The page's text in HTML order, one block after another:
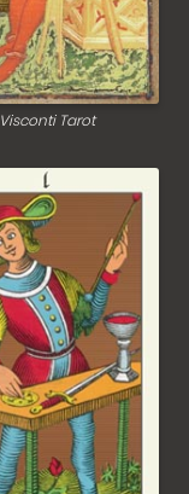
Visconti Tarot